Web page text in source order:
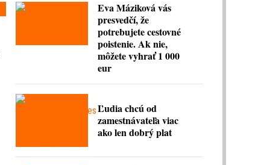
Eva Máziková vás
presvedčí, že
potrebujete cestovné
poistenie. Ak nie,
môžete vyhrať 1 000
eur
Ľudia chcú od
zamestnávateľa viac
ako len dobrý plat